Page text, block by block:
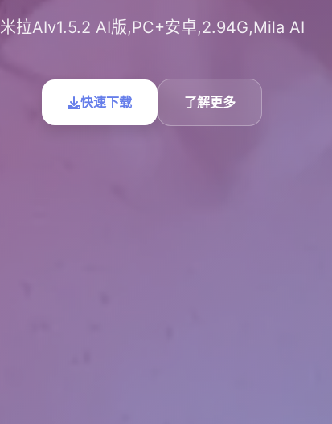
米拉AIv1.5.2 AI版,PC+安卓,2.94G,Mila AI
快速下载 了解更多